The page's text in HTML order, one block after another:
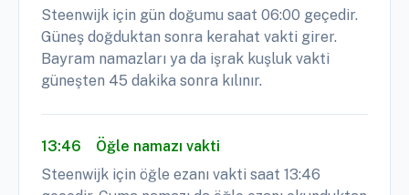
Steenwijk için gün doğumu saat 06:00 geçedir.
Güneş doğduktan sonra kerahat vakti girer.
Bayram namazları ya da işrak kuşluk vakti
güneşten 45 dakika sonra kılınır.
13:46
Öğle namazı vakti
Steenwijk için öğle ezanı vakti saat 13:46